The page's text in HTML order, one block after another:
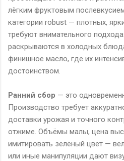
лёгким фруктовым
категории robust — плотных,
требуют внимательного
раскрываются в холодных
финишное масло, где их
достоинством.
Ранний сбор — это
Производство требует
доставки урожая и точного
отжиме. Объёмы малы, цена
имитировать зелёный цвет —
или иные манипуляции дают